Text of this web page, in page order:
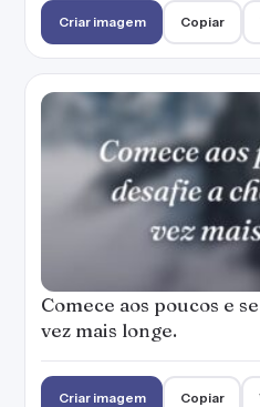
Criar imagem Copiar
Comece aos poucos e
vez mais longe.
Criar imagem Copiar